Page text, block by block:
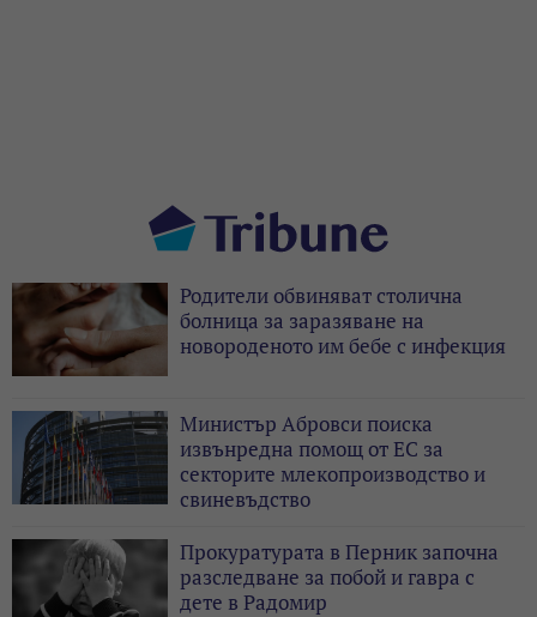
Родители обвиняват столична
болница за заразяване на
новороденото им бебе с инфекция
Министър Абровси поиска
извънредна помощ от ЕС за
секторите млекопроизводство и
свиневъдство
Прокуратурата в Перник започна
разследване за побой и гавра с
дете в Радомир